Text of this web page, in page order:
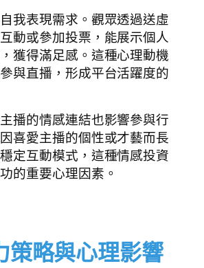
我表現需求。觀眾透過送虛
動或參加投票，能展示個人
獲得滿足感。這種心理動機
與直播，形成平台活躍度的
播的情感連結也影響參與行
喜愛主播的個性或才藝而長
定互動模式，這種情感投資
的重要心理因素。
策略與心理影響